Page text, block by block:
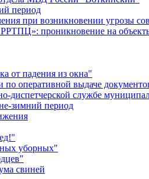
период
при возникновении угрозы
проникновение на объекты
от падения из окна"
оперативной выдаче
диспетчерской службе
зимний период
уборных"
свиней